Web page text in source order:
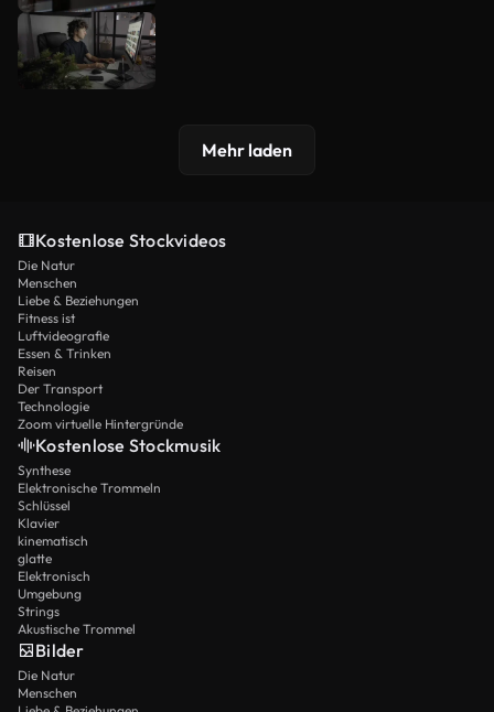
Mehr laden
Kostenlose Stockvideos
Die Natur
Menschen
Liebe & Beziehungen
Fitness ist
Luftvideografie
Essen & Trinken
Reisen
Der Transport
Technologie
Zoom virtuelle Hintergründe
Kostenlose Stockmusik
Synthese
Elektronische Trommeln
Schlüssel
Klavier
kinematisch
glatte
Elektronisch
Umgebung
Strings
Akustische Trommel
Bilder
Die Natur
Menschen